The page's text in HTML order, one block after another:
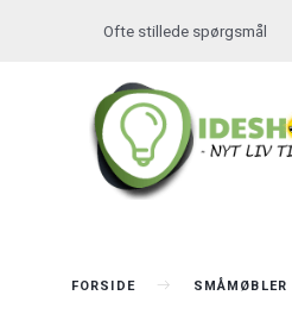
Ofte stillede spørgsmål
FORSIDE SMÅMØBLER